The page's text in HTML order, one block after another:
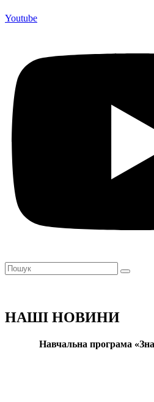
Youtube
НАШІ НОВИНИ
Навчальна програма